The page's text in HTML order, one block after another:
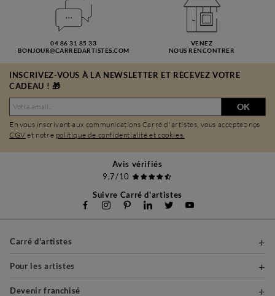
04 86 31 85 33
BONJOUR@CARREDARTISTES.COM
VENEZ
NOUS RENCONTRER
INSCRIVEZ-VOUS À LA NEWSLETTER ET RECEVEZ VOTRE
CADEAU ! 🎁
OK
En vous inscrivant aux communications Carré d'artistes, vous acceptez nos
CGV et notre politique de confidentialité et cookies.
Avis vérifiés
9,7/10
Suivre Carré d'artistes
Carré d'artistes
Pour les artistes
Devenir franchisé